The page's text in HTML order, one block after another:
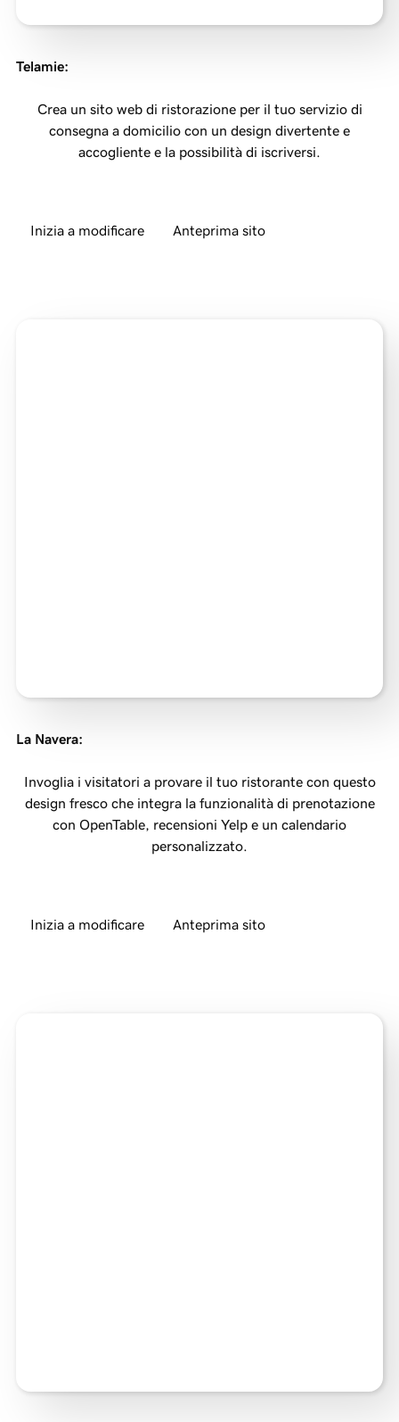
Telamie:
Crea un sito web di ristorazione per il tuo servizio di
consegna a domicilio con un design divertente e
accogliente e la possibilità di iscriversi.
Inizia a modificare Anteprima sito
La Navera:
Invoglia i visitatori a provare il tuo ristorante con questo
design fresco che integra la funzionalità di prenotazione
con OpenTable, recensioni Yelp e un calendario
personalizzato.
Inizia a modificare Anteprima sito